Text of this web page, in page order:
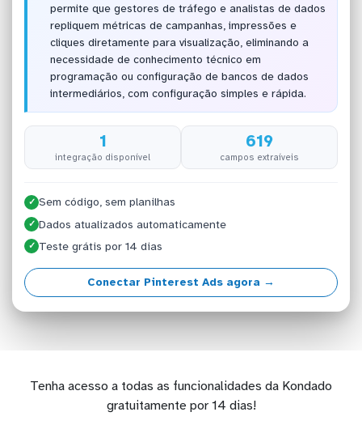
permite que gestores de tráfego e analistas de dados
repliquem métricas de campanhas, impressões e
cliques diretamente para visualização, eliminando a
necessidade de conhecimento técnico em
programação ou configuração de bancos de dados
intermediários, com configuração simples e rápida.
1
integração disponível
619
campos extraíveis
✓ Sem código, sem planilhas
✓ Dados atualizados automaticamente
✓ Teste grátis por 14 dias
Conectar Pinterest Ads agora →
Tenha acesso a todas as funcionalidades da Kondado
gratuitamente por 14 dias!